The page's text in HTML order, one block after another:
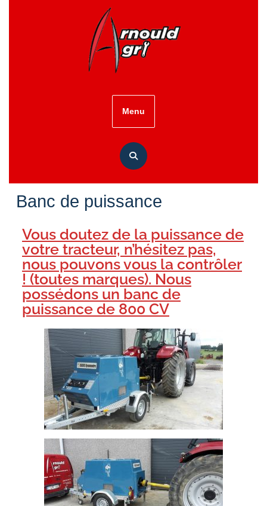
Menu
Banc de puissance
Vous doutez de la puissance de
votre tracteur, n’hésitez pas,
nous pouvons vous la contrôler
! (toutes marques). Nous
possédons un banc de
puissance de 800 CV